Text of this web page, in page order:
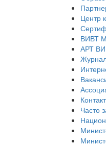
Центр
ВИВТ
АРТ
Часто